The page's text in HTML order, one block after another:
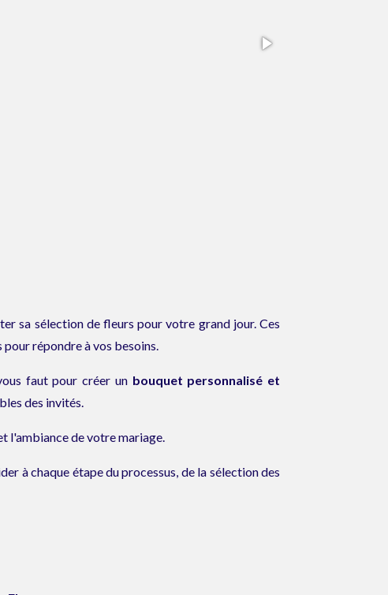
sa sélection de fleurs pour votre grand jour. Ces
répondre à vos besoins.
faut pour créer un bouquet personnalisé et
des invités.
l'ambiance de votre mariage.
à chaque étape du processus, de la sélection des